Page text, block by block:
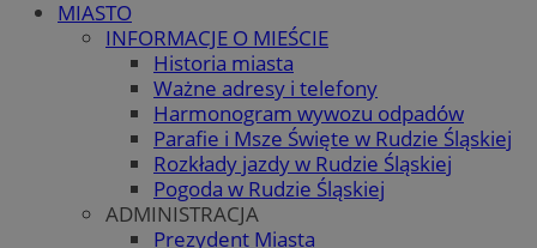
MIASTO
INFORMACJE O MIEŚCIE
Historia miasta
Ważne adresy i telefony
Harmonogram wywozu odpadów
Parafie i Msze Święte w Rudzie Śląskiej
Rozkłady jazdy w Rudzie Śląskiej
Pogoda w Rudzie Śląskiej
ADMINISTRACJA
Prezydent Miasta